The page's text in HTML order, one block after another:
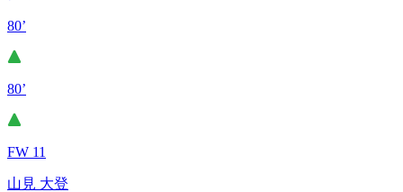
80’
80’
FW 11
山見 大登